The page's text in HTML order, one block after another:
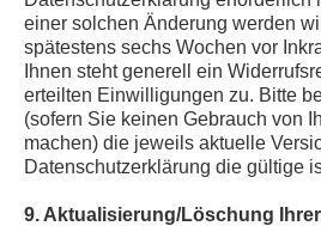
einer solchen Änderung werden
spätestens sechs Wochen vor
Ihnen steht generell ein
erteilten Einwilligungen zu. Bitte
(sofern Sie keinen Gebrauch von
machen) die jeweils aktuelle
Datenschutzerklärung die gültige
9. Aktualisierung/Löschung